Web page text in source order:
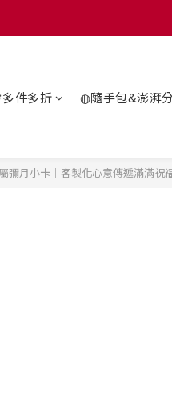
滿 $1280 贈
滿 $1280 贈
多件多折 ◍隨手包&澎湃
彌月小卡｜客製化心意傳遞滿滿祝